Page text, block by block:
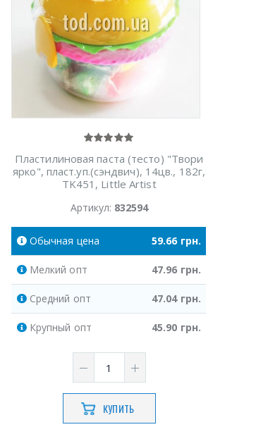
Пластилиновая паста (тесто) "Твори
ярко", пласт.уп.(сэндвич), 14цв., 182г,
TK451, Little Artist
Артикул: 832594
Обычная цена 59.66грн.
Мелкий опт 47.96 грн.
Средний опт 47.04грн.
Крупный опт 45.90 грн.
КУПИТЬ